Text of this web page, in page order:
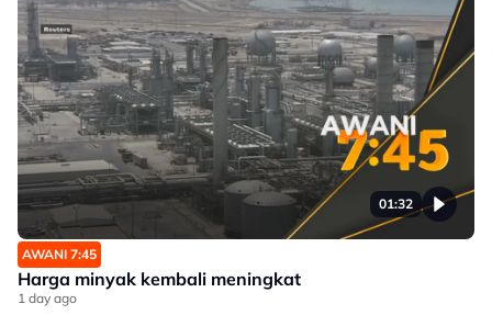
01:32
AWANI 7:45
Harga minyak kembali meningkat
1 day ago